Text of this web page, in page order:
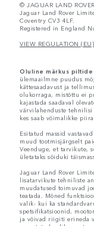
© JAGUAR LAND
Jaguar Land Rover
Coventry CV3 4LF.
Registered in England
VIEW REGULATION
Oluline märkus
ülemaailmne puudus
kättesaadavust ja
olukorraga, mistõttu ei
kajastada saadaval
värvilahenduste tehnilisi
kes saab võimalikke
Esitatud massid
muud tootmisjärgselt
Veenduge, et tarvikute,
ületataks sõiduki
Jaguar Land Rover
lisatarvikute tehniliste
muudatused toimuvad
teatada. Mõned
valik- kui ka
spetsifikatsioonid,
ja võivad riigiti erineda